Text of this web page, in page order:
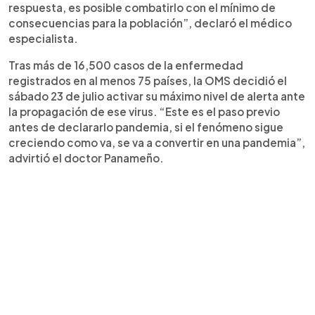
respuesta, es posible combatirlo con el mínimo de
consecuencias para la población”, declaró el médico
especialista.
Tras más de 16,500 casos de la enfermedad
registrados en al menos 75 países, la OMS decidió el
sábado 23 de julio activar su máximo nivel de alerta ante
la propagación de ese virus. “Este es el paso previo
antes de declararlo pandemia, si el fenómeno sigue
creciendo como va, se va a convertir en una pandemia”,
advirtió el doctor Panameño.